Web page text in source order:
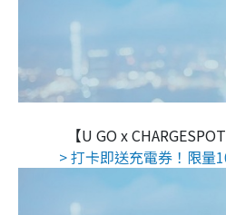
【U GO x
> 打卡即送充電券！限量